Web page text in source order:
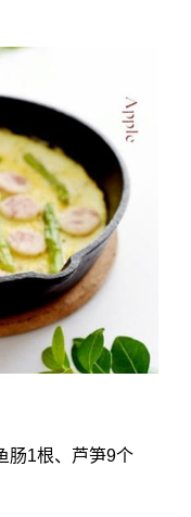
肠1根、芦笋9个